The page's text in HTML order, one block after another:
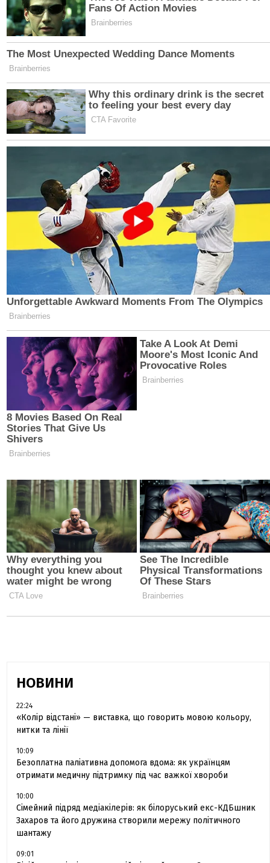
НОВИНИ
22:24
«Колір відстані» — виставка, що говорить мовою кольору,
нитки та лінії
10:09
Безоплатна паліативна допомога вдома: як українцям
отримати медичну підтримку під час важкої хвороби
10:00
Сімейний підряд медіакілерів: як білоруський екс-КДБшник
Захаров та його дружина створили мережу політичного
шантажу
09:01